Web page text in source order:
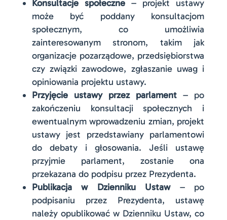
Konsultacje społeczne– projekt ustawy
może być poddany konsultacjom
społecznym, co umożliwia
zainteresowanym stronom, takim jak
organizacje pozarządowe, przedsiębiorstwa
czy związki zawodowe, zgłaszanie uwag i
opiniowania projektu ustawy.
Przyjęcie ustawy przez parlament – po
zakończeniu konsultacji społecznych i
ewentualnym wprowadzeniu zmian, projekt
ustawy jest przedstawiany parlamentowi
do debaty i głosowania. Jeśli ustawę
przyjmie parlament, zostanie ona
przekazana do podpisu przez Prezydenta.
Publikacja w Dzienniku Ustaw– po
podpisaniu przez Prezydenta, ustawę
należy opublikować w Dzienniku Ustaw, co